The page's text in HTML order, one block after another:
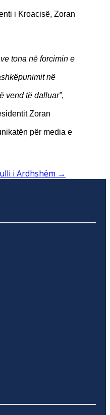
i Kroacisë, Zoran
tona në forcimin e
në
vend të dalluar”,
Zoran
për media e
i Ardhshëm →